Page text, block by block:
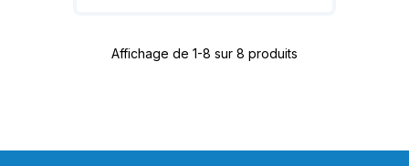
Affichage de 1-8 sur 8 produits